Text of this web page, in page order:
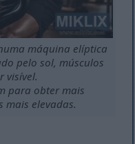
máquina elíptica
pelo sol, músculos
visível.
para obter mais
mais elevadas.